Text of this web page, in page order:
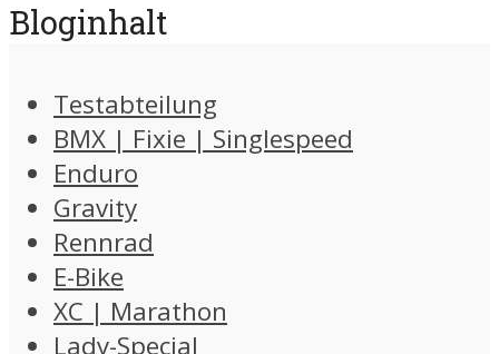
Bloginhalt
Testabteilung
BMX | Fixie | Singlespeed
Enduro
Gravity
Rennrad
E-Bike
XC | Marathon
Lady-Special